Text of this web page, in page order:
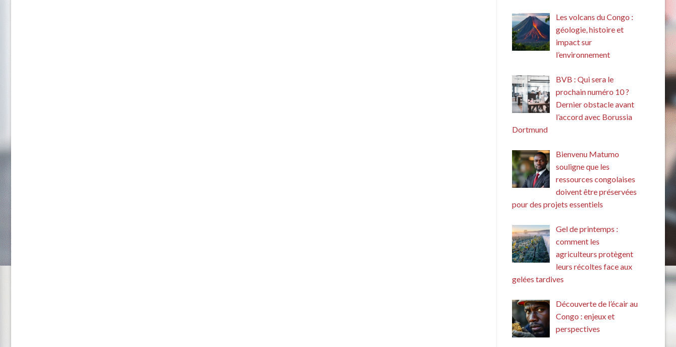
Les volcans du Congo :
géologie, histoire et
impact sur
l’environnement
BVB : Qui sera le
prochain numéro 10 ?
Dernier obstacle avant
l’accord avec Borussia
Dortmund
Bienvenu Matumo
souligne que les
ressources congolaises
doivent être préservées
pour des projets essentiels
Gel de printemps :
comment les
agriculteurs protègent
leurs récoltes face aux
gelées tardives
Découverte de l’écair au
Congo : enjeux et
perspectives